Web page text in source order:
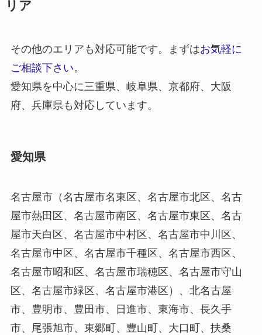
リア
その他のエリアも対応可能です。まずはお気軽に
ご相談下さい。
愛知県を中心に三重県、岐阜県、京都府、大阪
府、兵庫県も対応しています。
愛知県
名古屋市（名古屋市名東区、名古屋市北区、名古
屋市熱田区、名古屋市南区、名古屋市東区、名古
屋市天白区、名古屋市中村区、名古屋市中川区、
名古屋市中区、名古屋市千種区、名古屋市西区、
名古屋市昭和区、名古屋市瑞穂区、名古屋市守山
区、名古屋市緑区、名古屋市港区）、北名古屋
市、豊明市、豊田市、日進市、東海市、長久手
市、尾張旭市、東郷町、豊山町、大口町、扶桑